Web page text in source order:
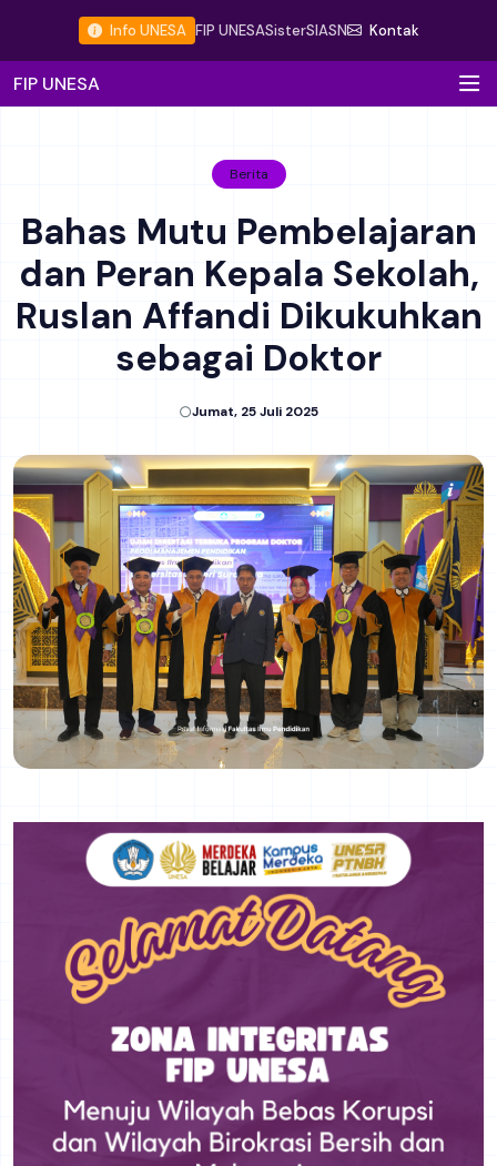
Info UNESA FIP UNESASisterSIASN Kontak
FIP UNESA
Berita
Bahas Mutu Pembelajaran
dan Peran Kepala Sekolah,
Ruslan Affandi Dikukuhkan
sebagai Doktor
Jumat, 25 Juli 2025